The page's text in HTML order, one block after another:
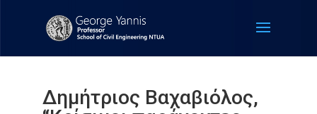
Δημήτριος Βαχαβιόλος,